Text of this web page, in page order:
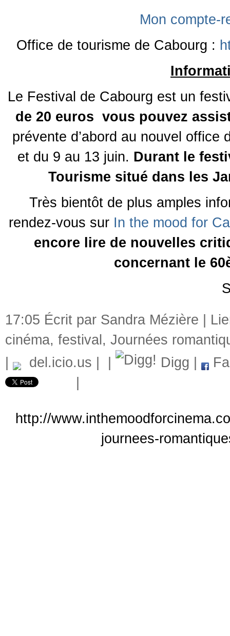
Mon compte-
Office de tourisme de Cabourg :
Le Festival de Cabourg est un
de 20 euros vous pouvez
prévente d’abord au nouvel
et du 9 au 13 juin. Durant le
Tourisme situé dans les
Très bientôt de plus amples
rendez-vous sur In the mood for
encore lire de nouvelles
concernant le
17:05 Écrit par Sandra Mézière |
cinéma, festival , Journées
del.icio.us Digg
http://
journees-